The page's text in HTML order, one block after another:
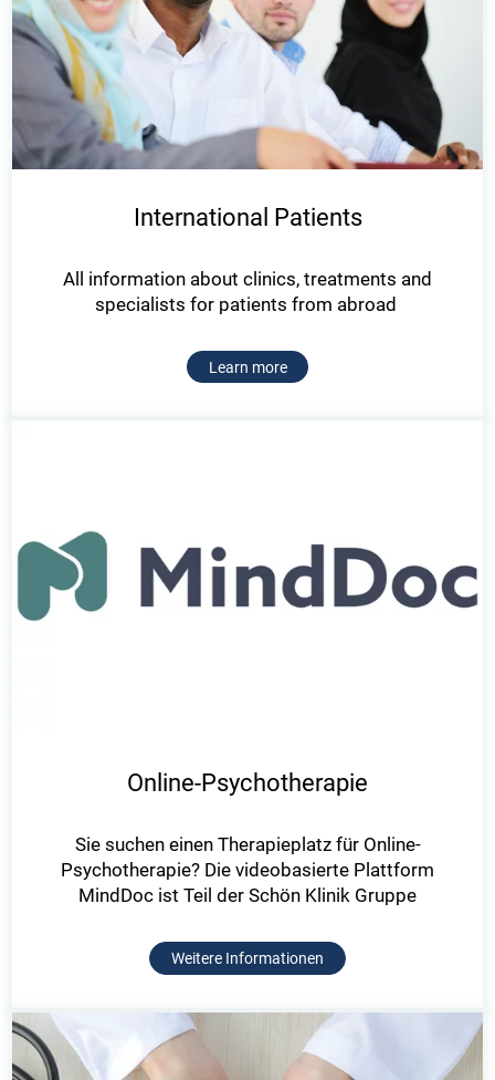
International Patients
All information about clinics, treatments and
specialists for patients from abroad
Learn more
Online-Psychotherapie
Sie suchen einen Therapieplatz für Online-
Psychotherapie? Die videobasierte Plattform
MindDoc ist Teil der Schön Klinik Gruppe
Weitere Informationen